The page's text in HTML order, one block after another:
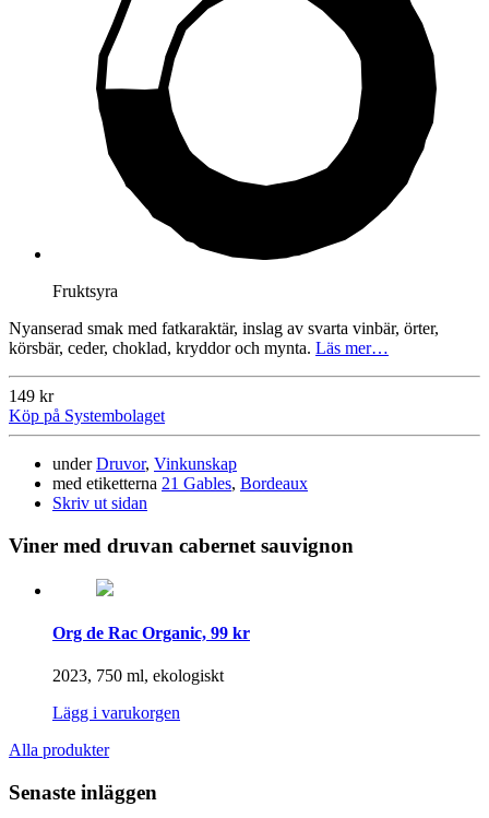
Fruktsyra
Nyanserad smak med fatkaraktär, inslag av svarta vinbär, örter,
körsbär, ceder, choklad, kryddor och mynta. Läs mer…
149 kr
Köp på Systembolaget
under Druvor, Vinkunskap
med etiketterna 21 Gables, Bordeaux
Skriv ut sidan
Viner med druvan cabernet sauvignon
Org de Rac Organic, 99 kr
2023, 750 ml, ekologiskt
Lägg i varukorgen
Alla produkter
Senaste inläggen